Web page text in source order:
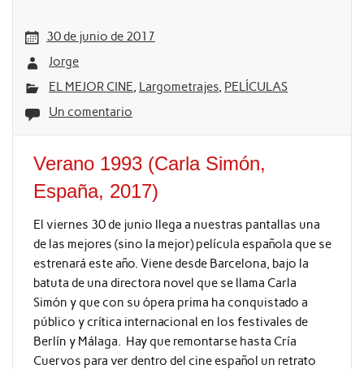
30 de junio de 2017
Jorge
EL MEJOR CINE, Largometrajes, PELÍCULAS
Un comentario
Verano 1993 (Carla Simón,
España, 2017)
El viernes 30 de junio llega a nuestras pantallas una
de las mejores (sino la mejor) película española que se
estrenará este año. Viene desde Barcelona, bajo la
batuta de una directora novel que se llama Carla
Simón y que con su ópera prima ha conquistado a
público y crítica internacional en los festivales de
Berlín y Málaga. Hay que remontarse hasta Cría
Cuervos para ver dentro del cine español un retrato